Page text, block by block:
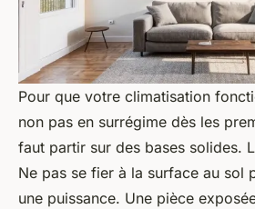
Pour que votre climatisation
non pas en surrégime dès les
faut partir sur des bases solides.
Ne pas se fier à la surface au sol
une puissance. Une pièce